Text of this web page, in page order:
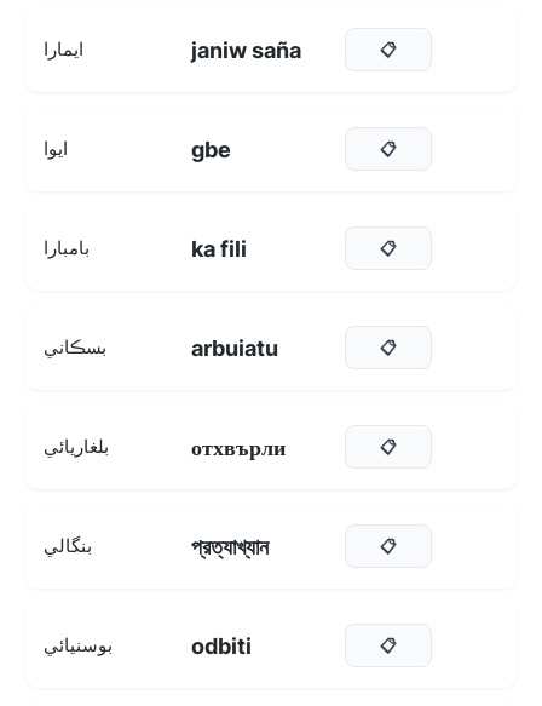
ايمارا janiw saña 📋
ايوا gbe 📋
بامبارا ka fili 📋
بسڪاني arbuiatu 📋
بلغاريائي отхвърли 📋
بنگالي প্রত্যাখ্যান 📋
بوسنيائي odbiti 📋